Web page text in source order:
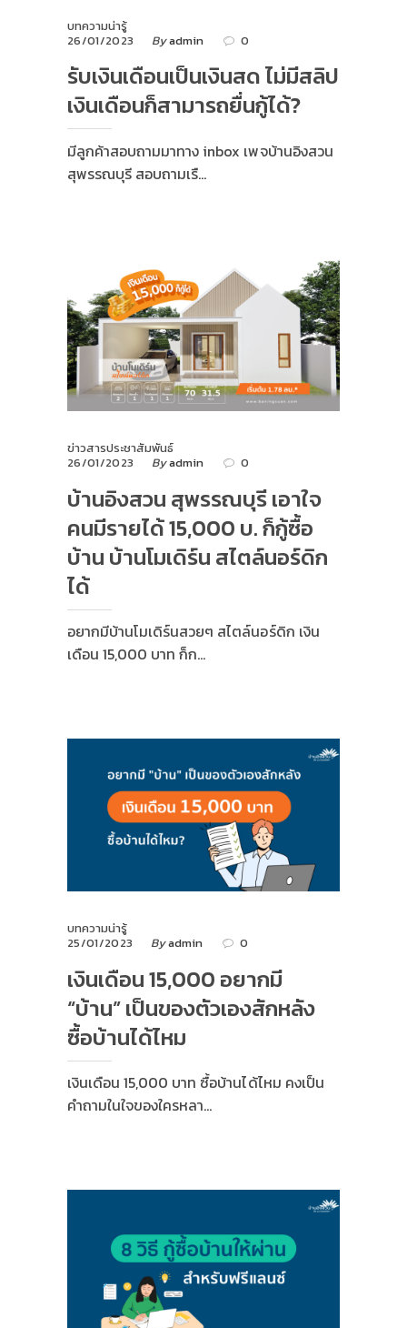
บทความน่ารู้
26/01/2023
Byadmin 0
รับเงินเดือนเป็นเงินสด ไม่มีสลิป
เงินเดือนก็สามารถยื่นกู้ได้?
มีลูกค้าสอบถามมาทาง inbox เพจบ้านอิงสวน
สุพรรณบุรี สอบถามเรื…
ข่าวสารประชาสัมพันธ์
26/01/2023
Byadmin 0
บ้านอิงสวน สุพรรณบุรี เอาใจ
คนมีรายได้ 15,000 บ. ก็กู้ซื้อ
บ้าน บ้านโมเดิร์น สไตล์นอร์ดิก
ได้
อยากมีบ้านโมเดิร์นสวยๆ สไตล์นอร์ดิก เงิน
เดือน 15,000 บาท ก็ก…
บทความน่ารู้
25/01/2023
Byadmin 0
เงินเดือน 15,000 อยากมี
“บ้าน” เป็นของตัวเองสักหลัง
ซื้อบ้านได้ไหม
เงินเดือน 15,000 บาท ซื้อบ้านได้ไหม คงเป็น
คำถามในใจของใครหลา…